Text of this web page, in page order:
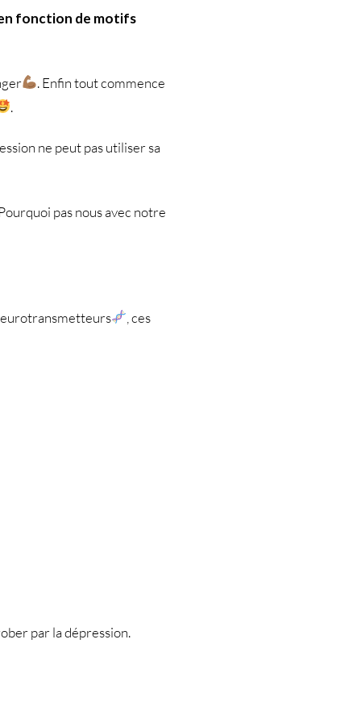
fonction de motifs
. Enfin tout commence
.
ne peut pas utiliser sa
pas nous avec notre
, ces
par la dépression.